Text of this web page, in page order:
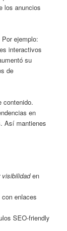
los anuncios
ejemplo:
interactivos
su
de
contenido.
en
Así mantienes
visibilidaden
enlaces
SEO-friendly